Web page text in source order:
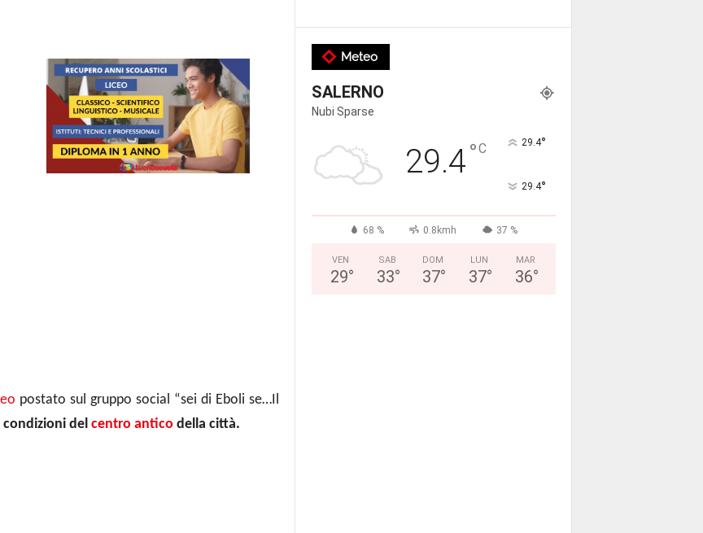
postato sul gruppo social “sei di Eboli se…Il
delcentro anticodella città.
Meteo
SALERNO
Nubi Sparse
29.4°C 29.4°
29.4°
68 % 0.8kmh 37 %
VEN
29°
SAB
33°
DOM
37°
LUN
37°
MAR
36°